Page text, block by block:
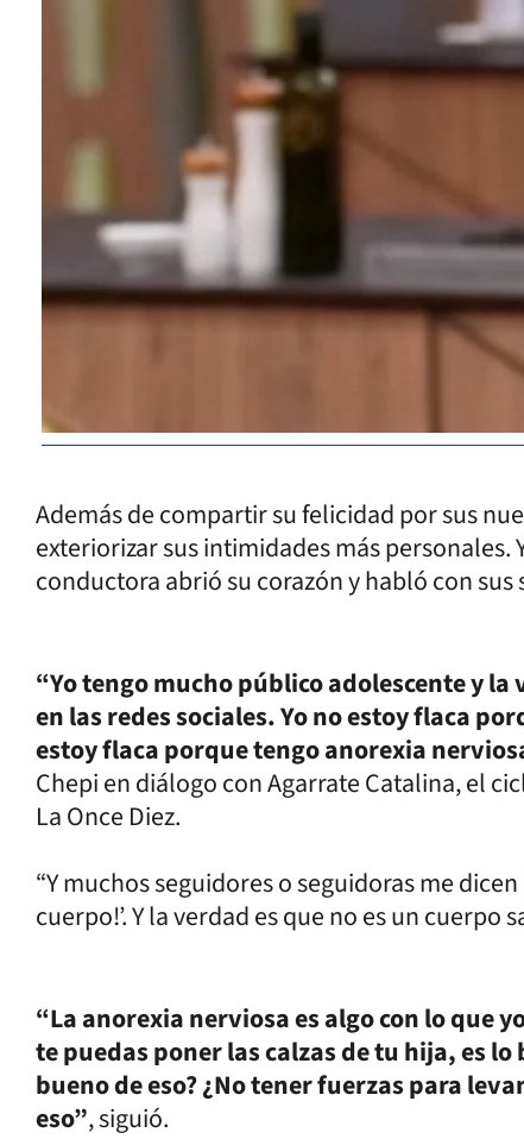
Además de compartir su felicidad por sus
exteriorizar sus intimidades más personales.
conductora abrió su corazón y habló con
“Yo tengo mucho público adolescente y
en las redes sociales. Yo no estoy flaca
estoy flaca porque tengo anorexia
Chepi en diálogo con Agarrate Catalina, el
La Once Diez.
“Y muchos seguidores o seguidoras me
cuerpo!’. Y la verdad es que no es un cuerpo
“La anorexia nerviosa es algo con lo que
te puedas poner las calzas de tu hija, es lo
bueno de eso? ¿No tener fuerzas para
eso”, siguió.